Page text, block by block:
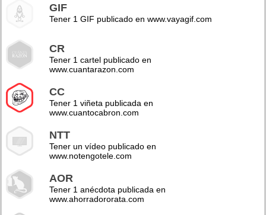
GIF
Tener 1 GIF publicado en www.vayagif.com
CR
Tener 1 cartel publicado en
www.cuantarazon.com
CC
Tener 1 viñeta publicada en
www.cuantocabron.com
NTT
Tener un vídeo publicado en
www.notengotele.com
AOR
Tener 1 anécdota publicada en
www.ahorradororata.com